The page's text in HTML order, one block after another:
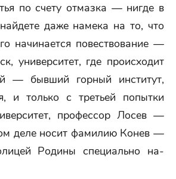
по счету отмазка — нигде в
даже намека на то, что
начинается повествование —
университет, где происходит
— бывший горный институт,
и только с третьей попытки
профессор Лосев —
деле носит фамилию Конев —
Родины специально на-